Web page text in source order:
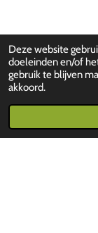
Deze website
doeleinden en/of
gebruik te blijven
akkoord.